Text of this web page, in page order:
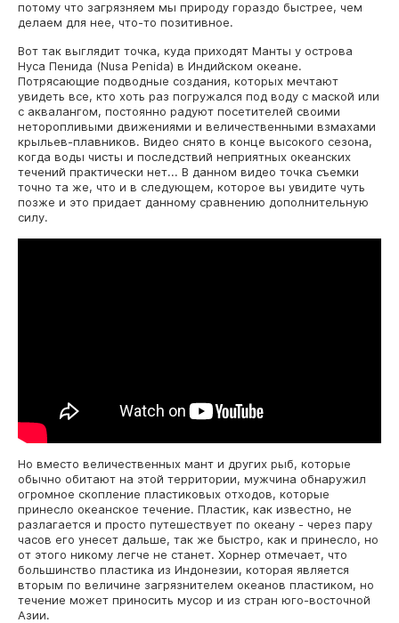
потому что загрязняем мы природу гораздо быстрее, чем
делаем для нее, что-то позитивное.
Вот так выглядит точка, куда приходят Манты у острова
Нуса Пенида (Nusa Penida) в Индийском океане.
Потрясающие подводные создания, которых мечтают
увидеть все, кто хоть раз погружался под воду с маской или
с аквалангом, постоянно радуют посетителей своими
неторопливыми движениями и величественными взмахами
крыльев-плавников. Видео снято в конце высокого сезона,
когда воды чисты и последствий неприятных океанских
течений практически нет... В данном видео точка съемки
точно та же, что и в следующем, которое вы увидите чуть
позже и это придает данному сравнению дополнительную
силу.
Но вместо величественных мант и других рыб, которые
обычно обитают на этой территории, мужчина обнаружил
огромное скопление пластиковых отходов, которые
принесло океанское течение. Пластик, как известно, не
разлагается и просто путешествует по океану - через пару
часов его унесет дальше, так же быстро, как и принесло, но
от этого никому легче не станет. Хорнер отмечает, что
большинство пластика из Индонезии, которая является
вторым по величине загрязнителем океанов пластиком, но
течение может приносить мусор и из стран юго-восточной
Азии.